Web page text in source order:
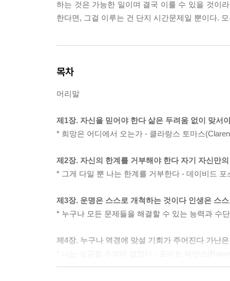
하는 것은 가능한 일이며 결국 이룰 수 있을 것이
한다면, 그걸 이루는 건 단지 시간문제일 뿐이다.
목차
머리말
제1장. 자신을 믿어야 한다 삶은 두려움 없이 맞서
* 희망은 어디에서 오는가 - 클라랑스 토마스
제2장. 자신의 한계를 거부해야 한다 자기 자신만
* 그게 다일 뿐 나는 한계를 거부한다 - 데이비드
제3장. 운명은 스스로 개척하는 것이다 인생은 스
* 누구나 모든 문제들을 해결할 수 있는 능력과 수
제4장. 누구나 역경에 맞설 기회가 주어진다 가난